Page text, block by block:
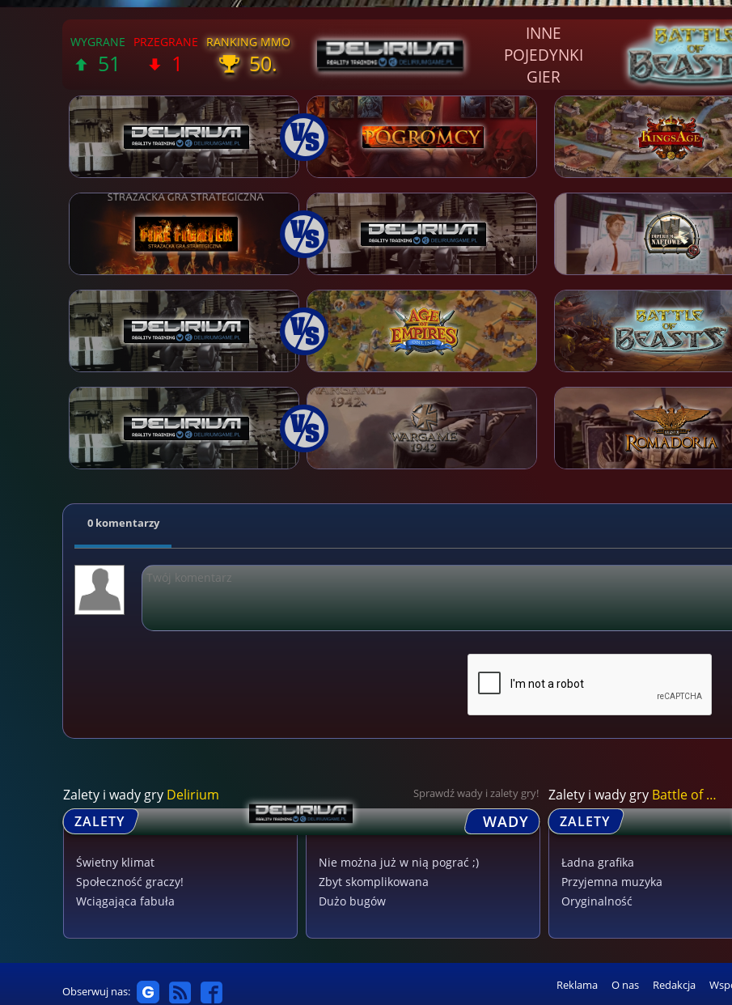
51 1 50.
INNE
POJEDYNKI
GIER
0 komentarzy
Zalety i wady gry Delirium Sprawdź wady i zalety gry!
ZALETY WADY
Świetny klimat
Społeczność graczy!
Wciągająca fabuła
Nie można już w nią pograć ;)
Zbyt skomplikowana
Dużo bugów
Zalety i wady gry Battle of Beasts
ZALETY
Ładna grafika
Przyjemna muzyka
Oryginalność
Obserwuj nas: Reklama O nas Redakcja